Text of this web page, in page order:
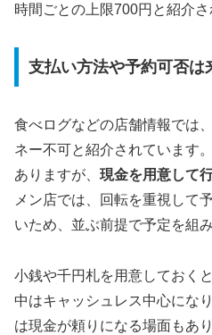
時間ごとの上限700円と紹介さ
支払い方法や予約可否は
食べログなどの店舗情報では
ネー不可と紹介されています
ありますが、 現金を用意して
メン店では、回転を重視して
いため、並ぶ前提で予定を組
小銭や千円札を用意しておく
中はキャッシュレス中心にな
は現金が頼りになる場面もあり